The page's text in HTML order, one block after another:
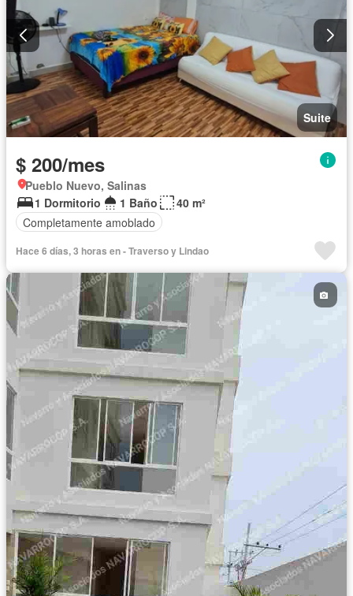
Suite
$ 200/mes
Pueblo Nuevo, Salinas
1 Dormitorio
1 Baño
40 m²
Completamente amoblado
Hace 6 días, 3 horas en - Traverso y Lindao